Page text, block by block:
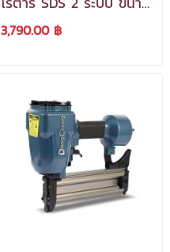
28 มม. กำลังไฟฟ้า 1,200
วัตต์ รุ่น DZC06-28B
3,790.00 ฿